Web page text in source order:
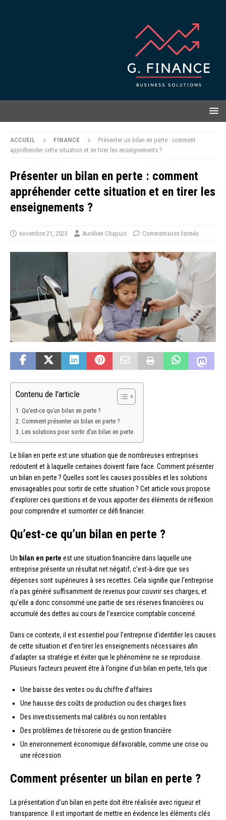
ACCUEIL FINANCE
Présenter un bilan en perte : comment
appréhender cette situation et en tirer les enseignements ?
Présenter un bilan en perte : comment
appréhender cette situation et en tirer les
enseignements ?
novembre 21, 2023 Aurélien Chapuis Commentaires fermés
Contenu de l'article
Qu’est-ce qu’un bilan en perte ?
Comment présenter un bilan en perte ?
Les solutions pour sortir d’un bilan en perte
Le bilan en perte est une situation que de nombreuses entreprises
redoutent et à laquelle certaines doivent faire face. Comment présenter
un bilan en perte ? Quelles sont les causes possibles et les solutions
envisageables pour sortir de cette situation ? Cet article vous propose
d’explorer ces questions et de vous apporter des éléments de réflexion
pour comprendre et surmonter ce défi financier.
Qu’est-ce qu’un bilan en perte ?
Un bilan en perte est une situation financière dans laquelle une
entreprise présente un résultat net négatif, c’est-à-dire que ses
dépenses sont supérieures à ses recettes. Cela signifie que l’entreprise
n’a pas généré suffisamment de revenus pour couvrir ses charges, et
qu’elle a donc consommé une partie de ses réserves financières ou
accumulé des dettes au cours de l’exercice comptable concerné.
Dans ce contexte, il est essentiel pour l’entreprise d’identifier les causes
de cette situation et d’en tirer les enseignements nécessaires afin
d’adapter sa stratégie et éviter que le phénomène ne se reproduise.
Plusieurs facteurs peuvent être à l’origine d’un bilan en perte, tels que :
Une baisse des ventes ou du chiffre d’affaires
Une hausse des coûts de production ou des charges fixes
Des investissements mal calibrés ou non rentables
Des problèmes de trésorerie ou de gestion financière
Un environnement économique défavorable, comme une crise ou
une récession
Comment présenter un bilan en perte ?
La présentation d’un bilan en perte doit être réalisée avec rigueur et
transparence. Il est important de mettre en évidence les éléments clés